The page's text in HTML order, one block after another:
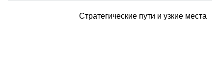
Стратегические пути и узкие места